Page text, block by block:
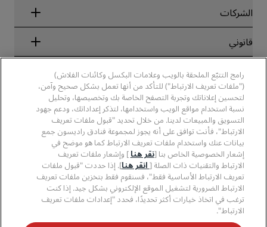
Blog
الوجهات
تطبيق فنادق راديسون
الفنادق المعتمدة في مجال الرياضة
فنادق مناسبة للعائلات
الصحة والسلامة
الشركاء
الشركات
مجموعة فنادق راديسون
وسائل الإعلام
الوظائف، مجموعة فنادق PPHE
الوظائف في مجموعة فنادق EHL
The Club by RHG
فرص التنمية
الأعمال المسؤولة
المشتريات
قانوني
الإشعار القانوني
شروط برنامج Radisson Rewards وأحكامه
اتفاقية استخدام الموقع
سهولة التصفح الرقمي
بيان الرق ّ المعاصر
مساعدة
تنبيهات للمستهلكين
بيانات الاتصال
الأسئلة الشائعة
خريطة الموقع
وسائل التواصل الاجتماعي
علامات فنادق راديسون التجارية
رامج التتبّع الملحقة بالويب وعلامات البكسل وكائنات الفلاش)
("ملفات تعريف الارتباط") للتأكد من أنها تعمل بشكل صحيح وآمن،
لتحسين إعلاناتك وتجربة التصفح الخاصة بك وتخصيصها، وتحليل
نسبة استخدام مواقع الويب واستخدامها، لتذكر إعداداتك، ودعم جهود
التسويق والمبيعات لدينا. من خلال تحديد "قبول ملفات تعريف
الارتباط"، فأنت توافق على أنه يجوز لمجموعة فنادق راديسون جمع
بيانات عنك واستخدام ملفات تعريف الارتباط كما هو موضح في
إشعار الخصوصية الخاص بنا [نقر هنا ] وإشعار ملفات تعريف
الارتباط والتقنيات ذات الصلة [ انقر هنا]. إذا حددت "قبول ملفات
تعريف الارتباط الأساسية فقط"، فسنقوم فقط بتخزين ملفات تعريف
الارتباط الضرورية لتشغيل الموقع الإلكتروني بشكل جيد. إذا كنت
ترغب في اتخاذ خيارات أكثر تحديدًا، فحدد "إعدادات ملفات تعريف
الارتباط".